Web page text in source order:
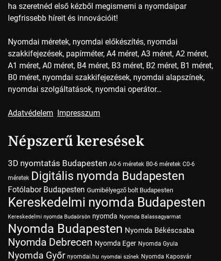
ha szeretnéd első kézből megismerni a nyomdaipar
legfrissebb híreit és innovációit!
Nyomdai méretek, nyomdai előkészítés, nyomdai
szakkifejezések, papírméter, A4 méret, A3 méret, A2 méret,
A1 méret, A0 méret, B4 méret, B3 méret, B2 méret, B1 méret,
B0 méret, nyomdai szakkifejezések, nyomdai alapszínek,
nyomdai szolgáltatások, nyomdai operátor…
Adatvédelem Impresszum
Népszerű keresések
3D nyomtatás Budapesten A0-6 méretek B0-6 méretek C0-6
méretek Digitális nyomda Budapesten
Fotólabor Budapesten Gumibélyegző bolt Budapesten
Kereskedelmi nyomda Budapesten
Kereskedelmi nyomda Budaörsön nyomda Nyomda Balassagyarmat
Nyomda Budapesten Nyomda Békéscsaba
Nyomda Debrecen Nyomda Eger Nyomda Gyula
Nyomda Győr nyomdai.hu nyomdai színek Nyomda Kaposvár